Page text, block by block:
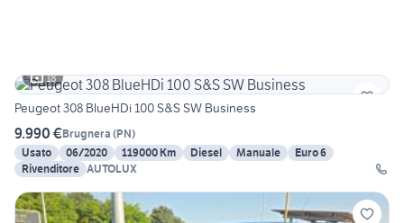
18
Peugeot 308 BlueHDi 100 S&S SW Business
9.990 €Brugnera (PN)
Usato
06/2020 119000 Km Diesel Manuale
Euro 6
Rivenditore AUTOLUX